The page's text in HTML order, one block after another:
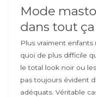
Mode
dans tout ça
Plus vraiment enfants
quoi de plus difficile
le total look noir ou
pas toujours évident
adéquats. Véritable